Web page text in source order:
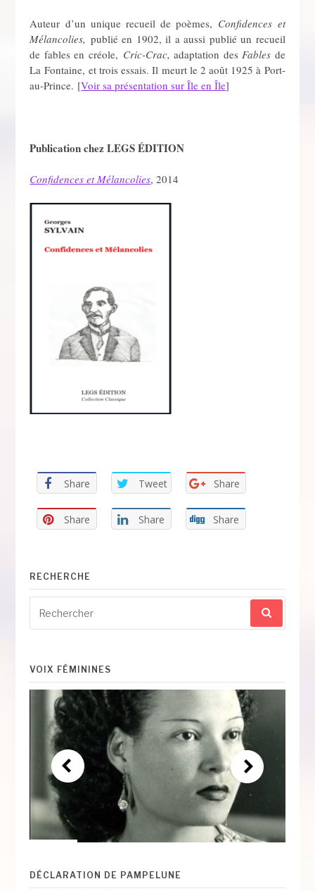
Auteur d’un unique recueil de poèmes, Confidences et
Mélancolies, publié en 1902, il a aussi publié un recueil
de fables en créole, Cric-Crac,adaptation des Fables de
La Fontaine, et trois essais. Il meurt le 2 août 1925 à Port-
au-Prince. [Voir sa présentation sur Île en Île]
Publication chez LEGS ÉDITION
Confidences et Mélancolies, 2014
Share Tweet Share
Share Share Share
RECHERCHE
pour
:
VOIX FÉMININES
DÉCLARATION DE PAMPELUNE